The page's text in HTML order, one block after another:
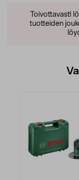
Toivottavasti
tuotteiden